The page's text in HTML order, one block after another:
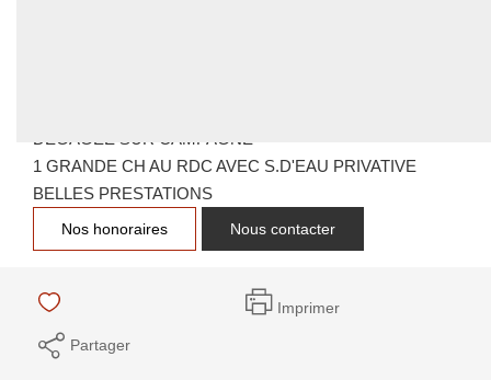
DEGAGEE SUR CAMPAGNE
1 GRANDE CH AU RDC AVEC S.D'EAU PRIVATIVE
BELLES PRESTATIONS
Nos honoraires Nous contacter
Imprimer
Partager